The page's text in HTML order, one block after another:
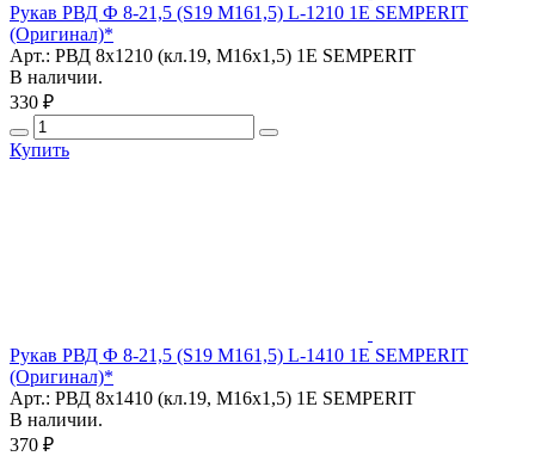
Рукав РВД Ф 8-21,5 (S19 М161,5) L-1210 1E SEMPERIT
(Оригинал)*
Арт.: РВД 8х1210 (кл.19, M16х1,5) 1E SEMPERIT
В наличии.
330 ₽
Купить
Рукав РВД Ф 8-21,5 (S19 М161,5) L-1410 1E SEMPERIT
(Оригинал)*
Арт.: РВД 8х1410 (кл.19, M16х1,5) 1E SEMPERIT
В наличии.
370 ₽